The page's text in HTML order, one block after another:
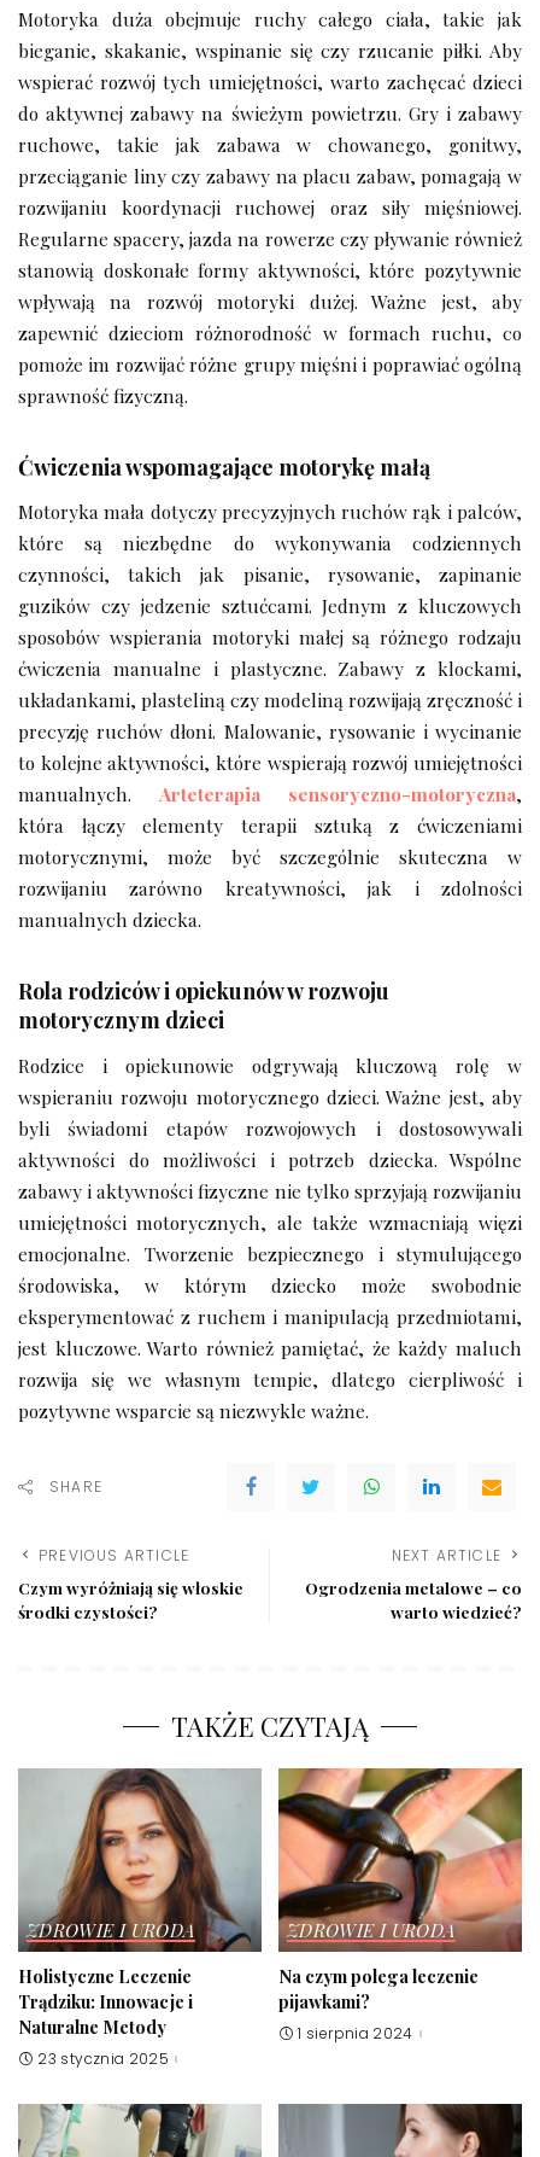
Motoryka duża obejmuje ruchy całego ciała, takie jak
bieganie, skakanie, wspinanie się czy rzucanie piłki. Aby
wspierać rozwój tych umiejętności, warto zachęcać dzieci
do aktywnej zabawy na świeżym powietrzu. Gry i zabawy
ruchowe, takie jak zabawa w chowanego, gonitwy,
przeciąganie liny czy zabawy na placu zabaw, pomagają w
rozwijaniu koordynacji ruchowej oraz siły mięśniowej.
Regularne spacery, jazda na rowerze czy pływanie również
stanowią doskonałe formy aktywności, które pozytywnie
wpływają na rozwój motoryki dużej. Ważne jest, aby
zapewnić dzieciom różnorodność w formach ruchu, co
pomoże im rozwijać różne grupy mięśni i poprawiać ogólną
sprawność fizyczną.
Ćwiczenia wspomagające motorykę małą
Motoryka mała dotyczy precyzyjnych ruchów rąk i palców,
które są niezbędne do wykonywania codziennych
czynności, takich jak pisanie, rysowanie, zapinanie
guzików czy jedzenie sztućcami. Jednym z kluczowych
sposobów wspierania motoryki małej są różnego rodzaju
ćwiczenia manualne i plastyczne. Zabawy z klockami,
układankami, plasteliną czy modeliną rozwijają zręczność i
precyzję ruchów dłoni. Malowanie, rysowanie i wycinanie
to kolejne aktywności, które wspierają rozwój umiejętności
manualnych. Arteterapia sensoryczno-motoryczna,
która łączy elementy terapii sztuką z ćwiczeniami
motorycznymi, może być szczególnie skuteczna w
rozwijaniu zarówno kreatywności, jak i zdolności
manualnych dziecka.
Rola rodziców i opiekunów w rozwoju
motorycznym dzieci
Rodzice i opiekunowie odgrywają kluczową rolę w
wspieraniu rozwoju motorycznego dzieci. Ważne jest, aby
byli świadomi etapów rozwojowych i dostosowywali
aktywności do możliwości i potrzeb dziecka. Wspólne
zabawy i aktywności fizyczne nie tylko sprzyjają rozwijaniu
umiejętności motorycznych, ale także wzmacniają więzi
emocjonalne. Tworzenie bezpiecznego i stymulującego
środowiska, w którym dziecko może swobodnie
eksperymentować z ruchem i manipulacją przedmiotami,
jest kluczowe. Warto również pamiętać, że każdy maluch
rozwija się we własnym tempie, dlatego cierpliwość i
pozytywne wsparcie są niezwykle ważne.
SHARE
PREVIOUS ARTICLE
Czym wyróżniają się włoskie
środki czystości?
NEXT ARTICLE
Ogrodzenia metalowe – co
warto wiedzieć?
TAKŻE CZYTAJĄ
ZDROWIE I URODA
Holistyczne Leczenie
Trądziku: Innowacje i
Naturalne Metody
23 stycznia 2025
ZDROWIE I URODA
Na czym polega leczenie
pijawkami?
1 sierpnia 2024